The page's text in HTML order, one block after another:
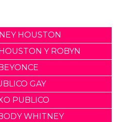
HOUSTON
Y ROBYN
BEYONCE
GAY
PUBLICO
WHITNEY